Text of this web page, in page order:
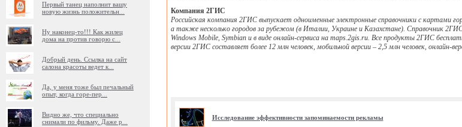
Первый танец наполнит вашу
новую жизнь положительн
Ну наконец-то!!! Как жилец
дома на против говорю с
Добрый день. Ссылка на сайт
салона красоты ведет к
Да, у меня тоже был печальный
опыт, когда горе-пер
Видно же, что специально
снимали по фильму. Даже р
Компания 2ГИС
Российская компания 2ГИС выпускает одноименные электронные справочники с картами
а также несколько городов за рубежом (в Италии, Украине и Казахстане). Справочник
Windows Mobile, Symbian и в виде онлайн-сервиса на maps.2gis.ru. Все продукты 2ГИС
версии 2ГИС составляет более 12 млн человек, мобильной версии – 2,5 млн человек, онлайн-
Исследование эффективности запоминаемости рекламы